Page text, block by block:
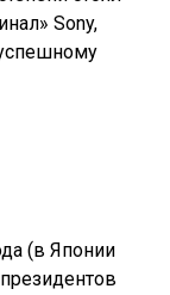
Sony,
(в Японии